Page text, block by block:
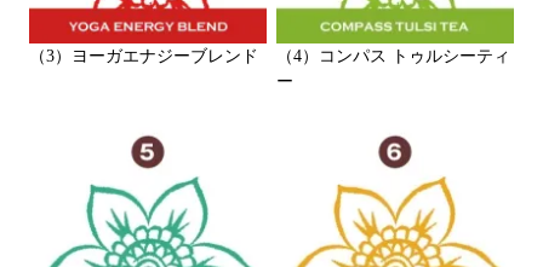
（3）ヨーガエナジーブレンド
（4）コンパス トゥルシーティ
ー